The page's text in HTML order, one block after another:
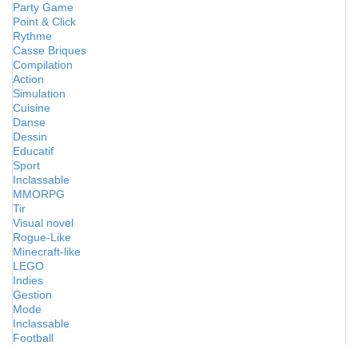
Party Game
Point & Click
Rythme
Casse Briques
Compilation
Action
Simulation
Cuisine
Danse
Dessin
Educatif
Sport
Inclassable
MMORPG
Tir
Visual novel
Rogue-Like
Minecraft-like
LEGO
Indies
Gestion
Mode
Inclassable
Football